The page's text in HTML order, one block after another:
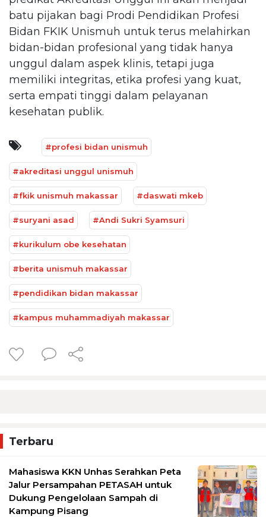
batu pijakan bagi Prodi Pendidikan Profesi
Bidan FKIK Unismuh untuk terus melahirkan
bidan-bidan profesional yang tidak hanya
unggul dalam aspek klinis, tetapi juga
memiliki integritas, etika profesi yang kuat,
serta empati tinggi dalam pelayanan
kesehatan publik.
#profesi bidan unismuh
#akreditasi unggul unismuh
#fkik unismuh makassar #daswati mkeb
#suryani asad #Andi Sukri Syamsuri
#kurikulum obe kesehatan
#berita unismuh makassar
#pendidikan bidan makassar
#kampus muhammadiyah makassar
Terbaru
Mahasiswa KKN Unhas Serahkan Peta
Jalur Persampahan PETASAH untuk
Dukung Pengelolaan Sampah di
Kampung Pisang